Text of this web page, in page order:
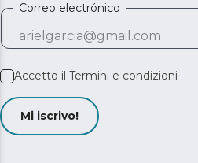
Correo electrónico
Accetto il Termini e condizioni
Mi iscrivo!